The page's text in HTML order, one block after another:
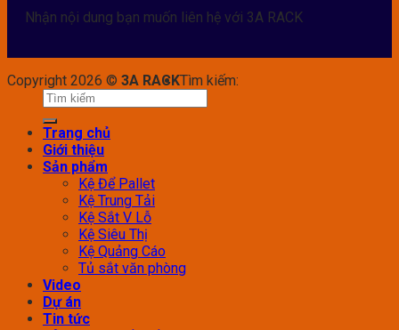
Nhận nội dung bạn muốn liên hệ với 3A RACK
Copyright 2026 © 3A RACKTìm kiếm:
Trang chủ
Giới thiệu
Sản phẩm
Kệ Để Pallet
Kệ Trung Tải
Kệ Sắt V Lỗ
Kệ Siêu Thị
Kệ Quảng Cáo
Tủ sắt văn phòng
Video
Dự án
Tin tức